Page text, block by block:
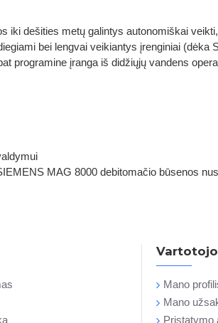
iki dešities metų galintys autonomiškai
bei lengvai veikiantys įrenginiai
programine įranga iš didžiųjų vandens
MAG 8000 debitomačio būsenos
Mano
Mano
Pristatymo